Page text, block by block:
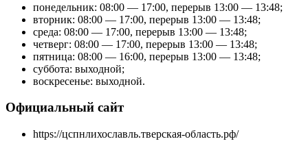
понедельник: 08:00 — 17:00, перерыв 13:00 — 13:48;
вторник: 08:00 — 17:00, перерыв 13:00 — 13:48;
среда: 08:00 — 17:00, перерыв 13:00 — 13:48;
четверг: 08:00 — 17:00, перерыв 13:00 — 13:48;
пятница: 08:00 — 16:00, перерыв 13:00 — 13:48;
суббота: выходной;
воскресенье: выходной.
Официальный сайт
https://цспнлихославль.тверская-область.рф/